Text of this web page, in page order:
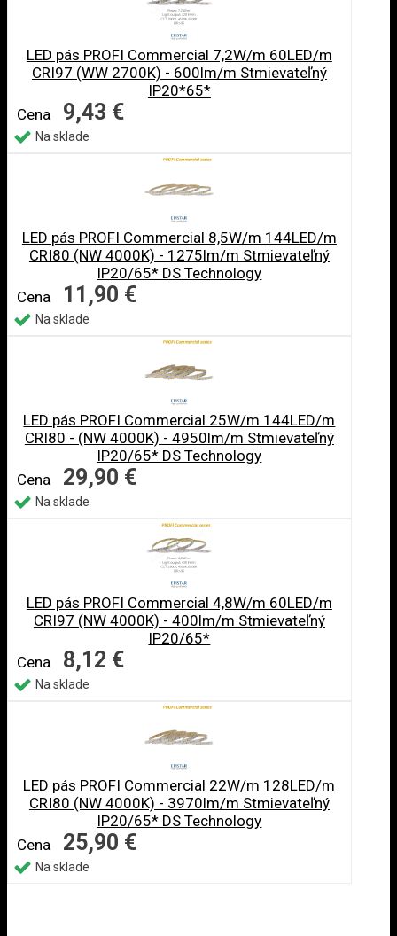
LED pás PROFI Commercial 7,2W/m 60LED/m
CRI97 (WW 2700K) - 600lm/m Stmievateľný
IP20*65*
Cena
9,43 €
Na sklade
LED pás PROFI Commercial 8,5W/m 144LED/m
CRI80 (NW 4000K) - 1275lm/m Stmievateľný
IP20/65* DS Technology
Cena
11,90 €
Na sklade
LED pás PROFI Commercial 25W/m 144LED/m
CRI80 - (NW 4000K) - 4950lm/m Stmievateľný
IP20/65* DS Technology
Cena
29,90 €
Na sklade
LED pás PROFI Commercial 4,8W/m 60LED/m
CRI97 (NW 4000K) - 400lm/m Stmievateľný
IP20/65*
Cena
8,12 €
Na sklade
LED pás PROFI Commercial 22W/m 128LED/m
CRI80 (NW 4000K) - 3970lm/m Stmievateľný
IP20/65* DS Technology
Cena
25,90 €
Na sklade